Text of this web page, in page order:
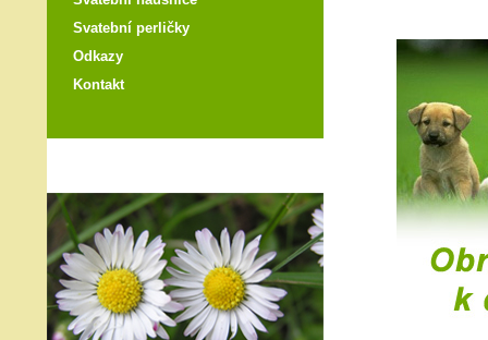
Svatební perličky
Odkazy
Kontakt